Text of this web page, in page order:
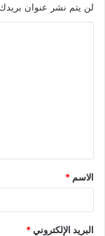
لن يتم نشر عنوان بريدك
ق
*
الاسم *
البريد الإلكتروني*